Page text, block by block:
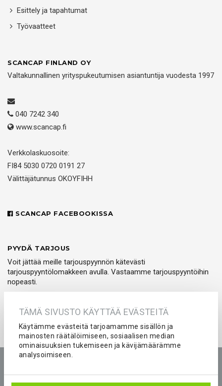
TÄMÄ SIVUSTO KÄYTTÄÄ EVÄSTEITÄ
Käytämme evästeitä tarjoamamme sisällön ja
mainosten räätälöimiseen, sosiaalisen median
ominaisuuksien tukemiseen ja kävijämäärämme
analysoimiseen.
Esittely ja tapahtumat
Työvaatteet
SCANCAP FINLAND OY
Valtakunnallinen yrityspukeutumisen asiantuntija vuodesta 1997
040 7242 340
www.scancap.fi
Verkkolaskuosoite:
FI84 5030 0720 0191 27
Välittäjätunnus OKOYFIHH
SCANCAP FACEBOOKISSA
PYYDÄ TARJOUS
Voit jättää meille tarjouspyynnön kätevästi
tarjouspyyntölomakkeen avulla. Vastaamme tarjouspyyntöihin
nopeasti.
Tarjouspyyntö
Peliasut ja seura-asut joukkueelle